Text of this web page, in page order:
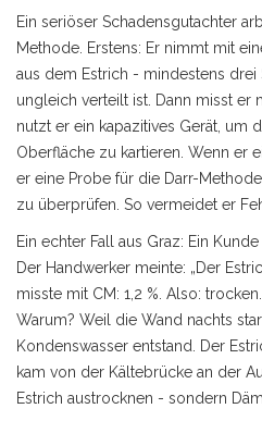
Ein seriöser Schadensgutachter
Methode. Erstens: Er nimmt mit
aus dem Estrich - mindestens
ungleich verteilt ist. Dann misst er
nutzt er ein kapazitives Gerät, um
Oberfläche zu kartieren. Wenn er
er eine Probe für die Darr-
zu überprüfen. So vermeidet er
Ein echter Fall aus Graz: Ein
Der Handwerker meinte: „Der
misste mit CM: 1,2 %. Also:
Warum? Weil die Wand nachts
Kondenswasser entstand. Der
kam von der Kältebrücke an der
Estrich austrocknen - sondern